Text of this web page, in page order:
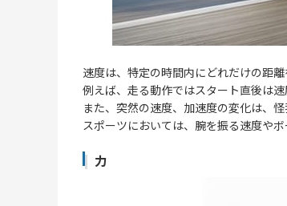
速度は、特定の時間内にどれだけの距離
例えば、走る動作ではスタート直後は
また、突然の速度、加速度の変化は、
スポーツにおいては、腕を振る速度や
力